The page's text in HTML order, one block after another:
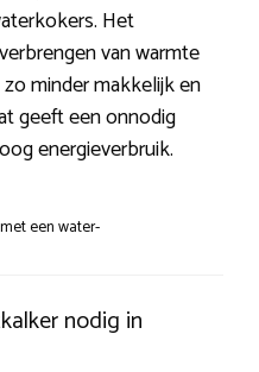
Het
van warmte
minder makkelijk en
geeft een onnodig
energieverbruik.
een water-
nodig in